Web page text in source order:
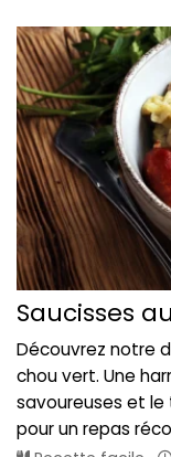
Saucisses
Découvrez notre
chou vert. Une
savoureuses et
pour un repas